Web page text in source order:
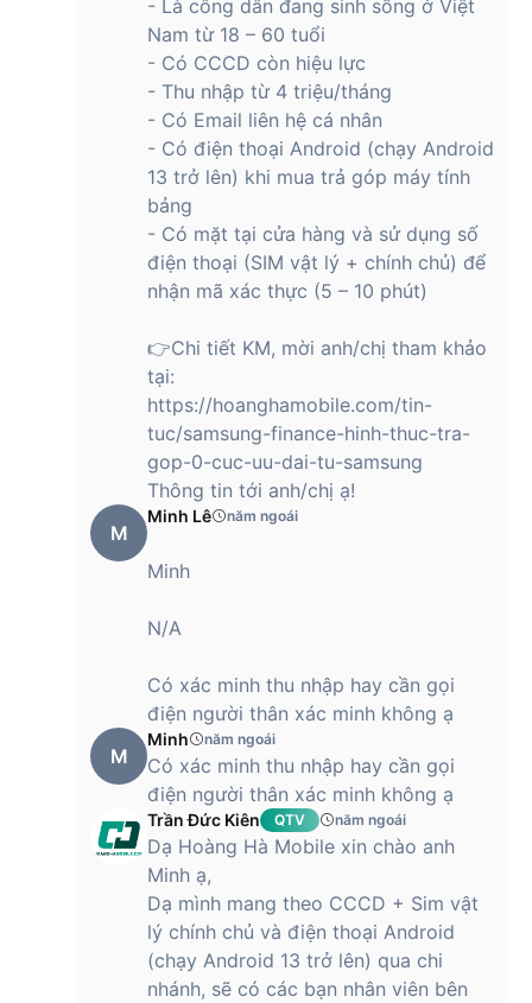
MicroSD để mở rộng bộ nhớ lên đến 1.5TB.
Thiết bị chạy hệ điều hành Android 14 và One UI 6.1.1 mới
nhất khi xuất xưởng. Do đó, bạn có thể trải nghiệm tất tần tật
những tính năng mới nhất với các ứng dụng từ Samsung
cũng như tối ưu trải nghiệm làm việc, vui chơi, giải trí trên
Trải nghiệm hình ảnh sắc nét, sống động với
màn hình Dynamic AMOLED 2X 14.6 inch
Samsung Galaxy Tab S10 Ultra 5G 12GB/256GB sở hữu màn
hình kích thước 14.6 inch rộng rãi, mở ra không gian làm việc,
mắt. Màn hình máy được trang bị công nghệ Dynamic
AMOLED 2X cùng độ phân giải lên đến 1848 x 2960 pixels.
Bạn chắc hẳn sẽ ngạc nhiên khi được tận hưởng trải nghiệm
hình ảnh không chỉ sắc nét mà còn vô cùng sống động và
Bên cạnh độ phân giải cao, công nghệ màn hình hiện đại, tân
tiến, màn hình của Tab S10 Ultra 5G còn hỗ trợ HDR10+ giúp
tăng cường độ tương phản và khả năng tái tạo màu sắc
những ai có nhu cầu làm việc thiết kế, đồ họa chuyên nghiệm
cơ hội tận hưởng không gian giải trí, xem phim hay chơi
game đẹp mãn nhãn.
Không dừng lại ở đó, với tần số quét lên đến 120Hz, màn
hình mang đến trải nghiệm vuốt, chạm, thao tác cực nhanh
nhạy và chính xác, cũng như đảm bảo các chuyển động
mượt mà, bắt trọn từng khoảnh khắc khi xem phim, chơi
game tốc độ cao. Đồng thời, màn hình trang bị mặt kính cảm
ứng Corning Gorilla Glass có khả năng chịu lực và chống trầy
xước, bền hơn so với kính thông thường giúp thiết bị của bạn
hạn chế tối đa ảnh hưởng tức các va đập, rơi rớt hay các tác
- Là công dân đang sinh sống ở Việt
Nam từ 18 – 60 tuổi
- Có CCCD còn hiệu lực
- Thu nhập từ 4 triệu/tháng
- Có Email liên hệ cá nhân
- Có điện thoại Android (chạy Android
13 trở lên) khi mua trả góp máy tính
bảng
- Có mặt tại cửa hàng và sử dụng số
điện thoại (SIM vật lý + chính chủ) để
nhận mã xác thực (5 – 10 phút)
👉Chi tiết KM, mời anh/chị tham khảo
tại:
https://hoanghamobile.com/tin-
tuc/samsung-finance-hinh-thuc-tra-
gop-0-cuc-uu-dai-tu-samsung
Thông tin tới anh/chị ạ!
M
Minh Lê năm ngoái
Minh
N/A
Có xác minh thu nhập hay cần gọi
điện người thân xác minh không ạ
M
Minh năm ngoái
Có xác minh thu nhập hay cần gọi
điện người thân xác minh không ạ
Trần Đức Kiên QTV năm ngoái
Dạ Hoàng Hà Mobile xin chào anh
Minh ạ,
Dạ mình mang theo CCCD + Sim vật
lý chính chủ và điện thoại Android
(chạy Android 13 trở lên) qua chi
nhánh, sẽ có các bạn nhân viên bên